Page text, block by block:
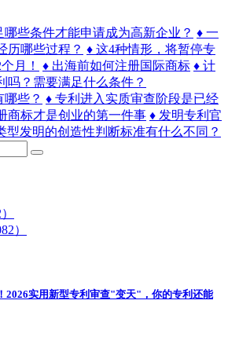
哪些条件才能申请成为高新企业？ ♦ 一
历哪些过程？ ♦ 这4种情形，将暂停专
月！
♦ 出海前如何注册国际商标 ♦ 计
吗？需要满足什么条件？
些？ ♦ 专利进入实质审查阶段是已经
商标才是创业的第一件事 ♦ 发明专利官
型发明的创造性判断标准有什么不同？
）
2026实用新型专利审查"变天"，你的专利还能